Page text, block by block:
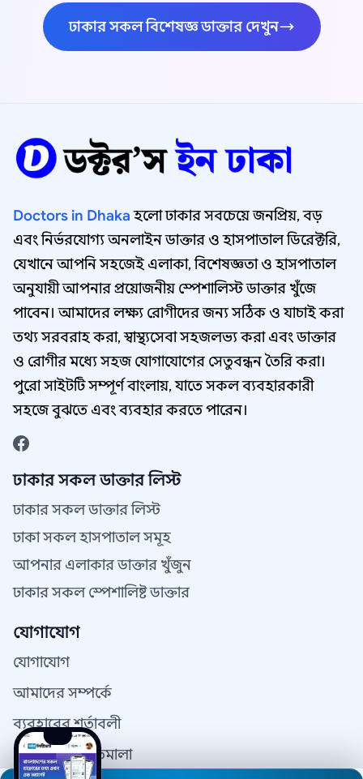
ঢাকার সকল বিশেষজ্ঞ ডাক্তার দেখুন
Doctors in Dhakaহলো ঢাকার সবচেয়ে জনপ্রিয়, বড়
এবং নির্ভরযোগ্য অনলাইন ডাক্তার ও হাসপাতাল ডিরেক্টরি,
যেখানে আপনি সহজেই এলাকা, বিশেষজ্ঞতা ও হাসপাতাল
অনুযায়ী আপনার প্রয়োজনীয় স্পেশালিস্ট ডাক্তার খুঁজে
পাবেন। আমাদের লক্ষ্য রোগীদের জন্য সঠিক ও যাচাই করা
তথ্য সরবরাহ করা, স্বাস্থ্যসেবা সহজলভ্য করা এবং ডাক্তার
ও রোগীর মধ্যে সহজ যোগাযোগের সেতুবন্ধন তৈরি করা।
পুরো সাইটটি সম্পূর্ণ বাংলায়, যাতে সকল ব্যবহারকারী
সহজে বুঝতে এবং ব্যবহার করতে পারেন।
ঢাকার সকল ডাক্তার লিস্ট
ঢাকার সকল ডাক্তার লিস্ট
ঢাকা সকল হাসপাতাল সমূহ
আপনার এলাকার ডাক্তার খুঁজুন
ঢাকার সকল স্পেশালিষ্ট ডাক্তার
যোগাযোগ
যোগাযোগ
আমাদের সম্পর্কে
ব্যবহারের শর্তাবলী
গোপনীয়তা নীতিমালা